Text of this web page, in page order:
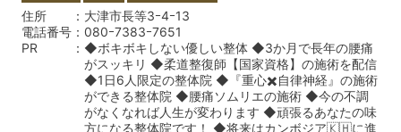
住所
大津市長等3ｰ4ｰ13
電話番号
080ｰ7383ｰ7651
PR
◆ボキボキしない優しい整体 ◆3か月で長年の腰痛
がスッキリ ◆柔道整復師【国家資格】の施術を配信
◆1日6人限定の整体院 ◆『重心✖️自律神経』の施術
ができる整体院 ◆腰痛ソムリエの施術 ◆今の不調
がなくなれば人生が変わります ◆頑張るあなたの味
方になる整体院です！ ◆将来はカンボジア🇰🇭に進